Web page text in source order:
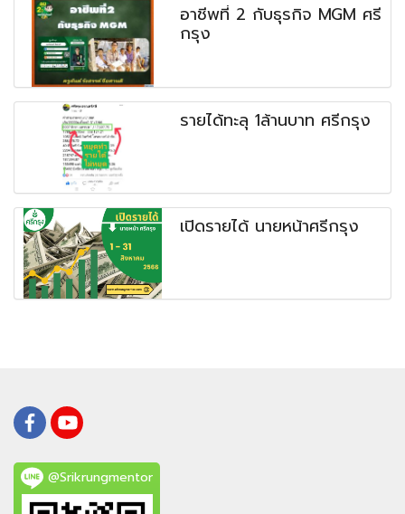
อาชีพที่ 2 กับธุรกิจ MGM ศรี
กรุง
รายได้ทะลุ 1ล้านบาท ศรีกรุง
เปิดรายได้ นายหน้าศรีกรุง
@Srikrungmentor